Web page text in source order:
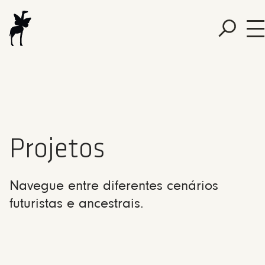
Projetos
Navegue entre diferentes cenários
futuristas e ancestrais.